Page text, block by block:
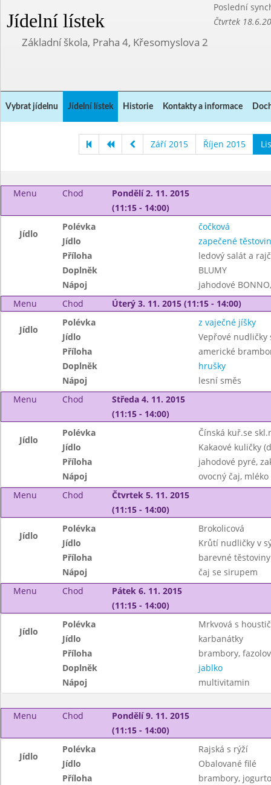
Jídelní lístek
Poslední
Čtvrtek
Základní škola, Praha 4, Křesomyslova 2
Vybrat jídelnu Jídelní lístek Historie Kontakty a informace
Září 2015 Říjen 2015
Menu Chod
Pondělí 2. 11. 2015
(11:15 - 14:00)
Jídlo
Polévka
čočková
Jídlo
zapečené
Příloha
ledový salát a
Doplněk
BLUMY
Nápoj
jahodové
Menu
Chod Úterý 3. 11. 2015 (11:15 - 14:00)
Jídlo
Polévka
z vaječné jíšky
Jídlo
Vepřové nudličky
Příloha
americké
Doplněk
hrušky
Nápoj
lesní směs
Menu
Chod
Středa 4. 11. 2015
(11:15 - 14:00)
Jídlo
Polévka
Čínská kuř.se
Jídlo
Kakaové kuličky
Příloha
jahodové pyré,
Nápoj
ovocný čaj, mléko
Menu
Chod
Čtvrtek 5. 11. 2015
(11:15 - 14:00)
Jídlo
Polévka
Brokolicová
Jídlo
Krůtí nudličky v
Příloha
barevné těstoviny
Nápoj
čaj se sirupem
Menu
Chod
Pátek 6. 11. 2015
(11:15 - 14:00)
Jídlo
Polévka
Mrkvová s
Jídlo
karbanátky
Příloha
brambory,
Doplněk
jablko
Nápoj
multivitamin
Menu Chod
Pondělí 9. 11. 2015
(11:15 - 14:00)
Jídlo
Polévka
Rajská s rýží
Jídlo
Obalované filé
Příloha
brambory,